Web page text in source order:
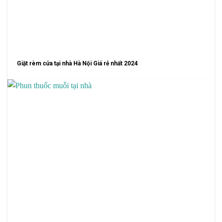
Giặt rèm cửa tại nhà Hà Nội Giá rẻ nhất 2024